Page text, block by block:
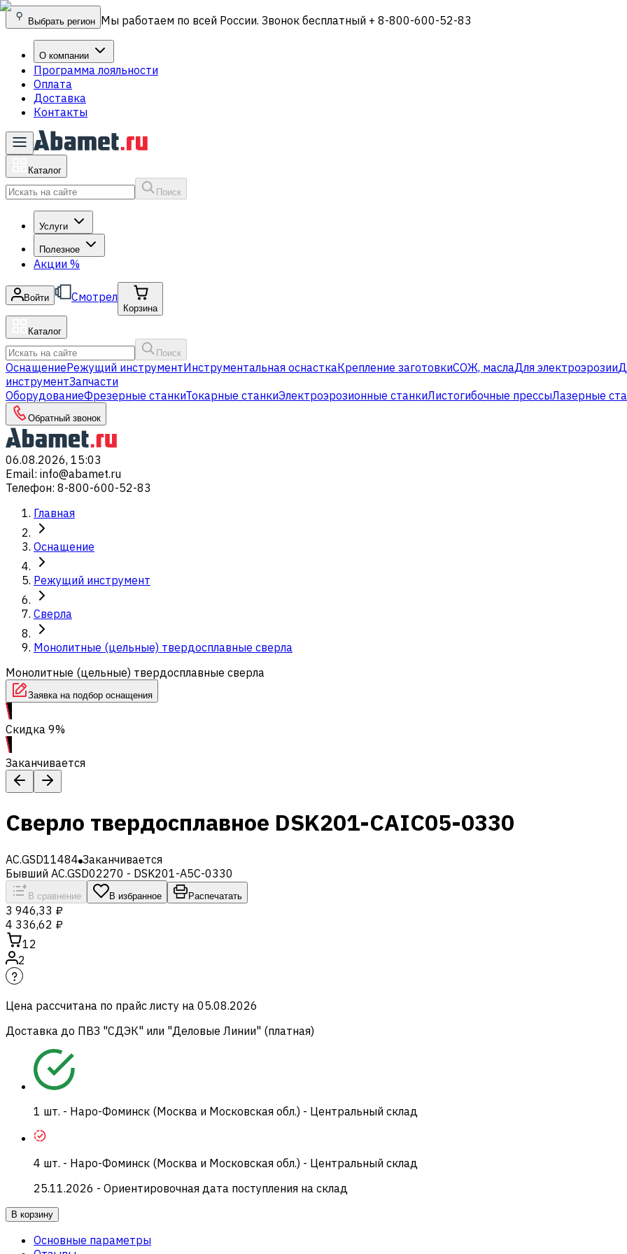
Выбрать регион Мы работаем по всей России. Звонок бесплатный + 8-800-600-52-83
О компании
Программа лояльности
Оплата
Доставка
Контакты
Каталог
Поиск
Услуги
Полезное
Акции %
Войти Смотрел
Корзина
Каталог
Поиск
ОснащениеРежущий инструментИнструментальная оснасткаКрепление заготовкиСОЖ, маслаДля электроэрозии
инструментЗапчасти
ОборудованиеФрезерные станкиТокарные станкиЭлектроэрозионные станкиЛистогибочные прессыЛазерные
Обратный звонок
06.08.2026, 15:03
Email: info@abamet.ru
Телефон: 8-800-600-52-83
Главная
Оснащение
Режущий инструмент
Сверла
Монолитные (цельные) твердосплавные сверла
Монолитные (цельные) твердосплавные сверла
Заявка на подбор оснащения
Скидка 9%
Заканчивается
Сверло твердосплавное DSK201-CAIC05-0330
AC.GSD11484 Заканчивается
Бывший AC.GSD02270 - DSK201-A5C-0330
В сравнение В избранное Распечатать
3 946,33 ₽
4 336,62 ₽
12
2
Цена рассчитана по прайс листу на 05.08.2026
Доставка до ПВЗ "СДЭК" или "Деловые Линии" (платная)
1 шт. - Наро-Фоминск (Москва и Московская обл.) - Центральный склад
4 шт. - Наро-Фоминск (Москва и Московская обл.) - Центральный склад
25.11.2026 - Ориентировочная дата поступления на склад
В корзину
Основные параметры